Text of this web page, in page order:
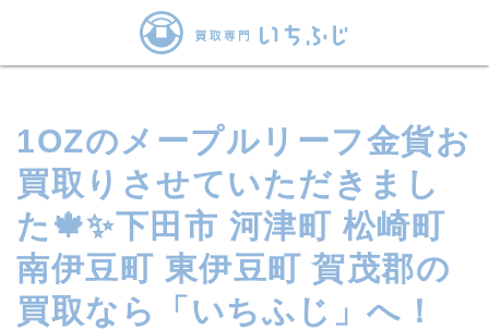
1OZのメープルリーフ金貨お
買取りさせていただきまし
た🍁✨下田市 河津町 松崎町
南伊豆町 東伊豆町 賀茂郡の
買取なら「いちふじ」へ！